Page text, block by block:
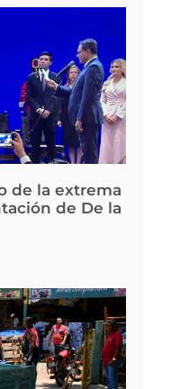
de la extrema
de De la